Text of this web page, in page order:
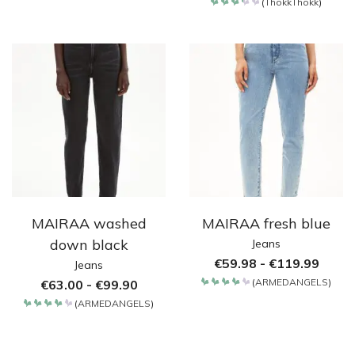
MAIRAA washed
down black
Jeans
€63.00 - €99.90
(ARMEDANGELS)
MAIRAA fresh blue
Jeans
€59.98 - €119.99
(ARMEDANGELS)